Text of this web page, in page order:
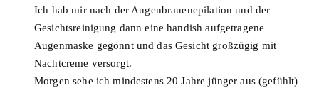
Ich hab mir nach der Augenbrauenepilation und der
Gesichtsreinigung dann eine handish aufgetragene
Augenmaske gegönnt und das Gesicht großzügig mit
Nachtcreme versorgt.
Morgen sehe ich mindestens 20 Jahre jünger aus (gefühlt)